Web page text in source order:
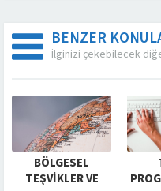
BENZER
İlginizi çekebilecek
BÖLGESEL
TEŞVIKLER VE